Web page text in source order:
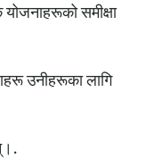
समीक्षा
उनीहरूका लागि